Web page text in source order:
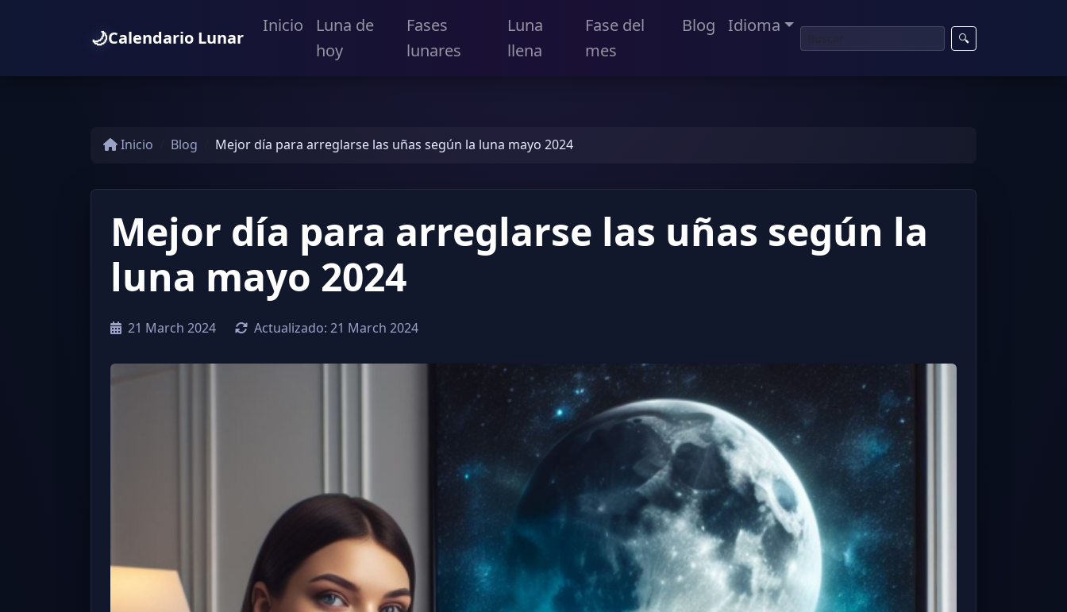
🌙Calendario Lunar
Inicio
Luna de
hoy
Fases
lunares
Luna
llena
Fase del
mes
Blog Idioma
🔍
Inicio Blog Mejor día para arreglarse las uñas según la luna mayo 2024
Mejor día para arreglarse las uñas según la
luna mayo 2024
21 March 2024 Actualizado: 21 March 2024